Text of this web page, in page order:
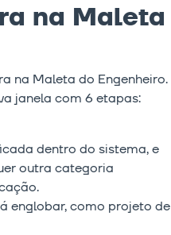
na Maleta
na Maleta do Engenheiro.
janela com 6 etapas:
dentro do sistema, e
outra categoria
englobar, como projeto de